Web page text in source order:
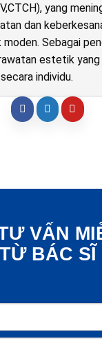
yang
dan
Sebagai
estetik
individu.
VẤN
TỪ BÁC SĨ